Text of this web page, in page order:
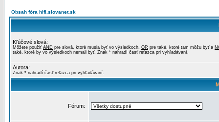
Obsah fóra hifi.slovanet.sk
Kľúčové slová:
Môžete použiť AND pre slová, ktoré musia byť vo výsledkoch, OR pre také, ktoré tam môžu byť a
také, ktoré by vo výsledkoch nemali byť. Znak * nahradí časť reťazca pri vyhľadávaní.
Autora:
Znak * nahradí časť reťazca pri vyhľadávaní.
Fórum: